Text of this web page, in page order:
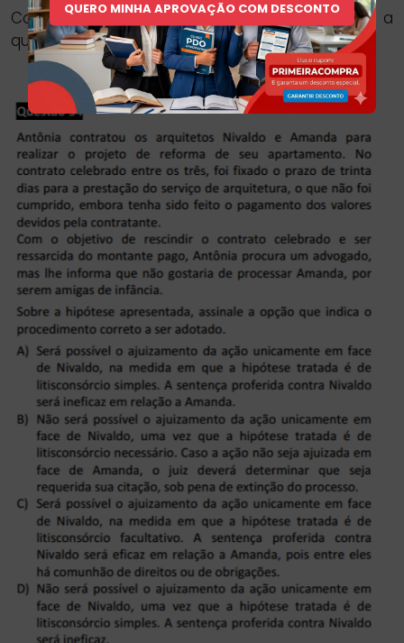
Considerando as razões acima expostas, a
questão em análise merece ser anulada.
QUERO MINHA APROVAÇÃO COM DESCONTO